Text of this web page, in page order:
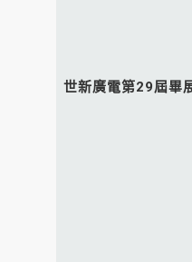
世新廣電第29屆畢